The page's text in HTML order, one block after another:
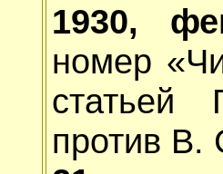
1930,
номер
статьей
против В.